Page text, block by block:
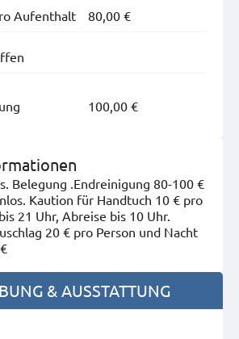
Aufenthalt 80,00 €
100,00 €
Belegung .Endreinigung 80-100 €
Kaution für Handtuch 10 € pro
21 Uhr, Abreise bis 10 Uhr.
20 € pro Person und Nacht
& AUSSTATTUNG